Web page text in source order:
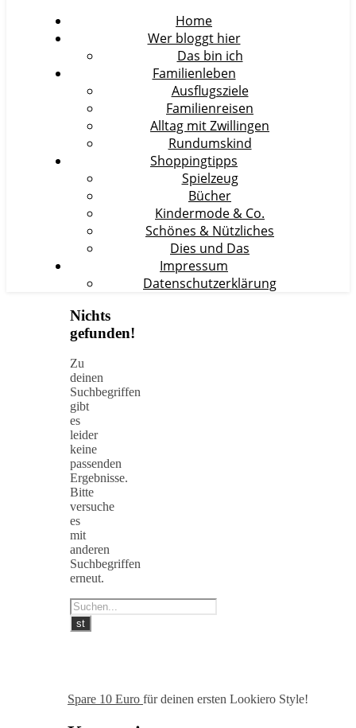
Home
Wer bloggt hier
Das bin ich
Familienleben
Ausflugsziele
Familienreisen
Alltag mit Zwillingen
Rundumskind
Shoppingtipps
Spielzeug
Bücher
Kindermode & Co.
Schönes & Nützliches
Dies und Das
Impressum
Datenschutzerklärung
Nichts
gefunden!
Zu
deinen
Suchbegriffen
gibt
es
leider
keine
passenden
Ergebnisse.
Bitte
versuche
es
mit
anderen
Suchbegriffen
erneut.
Spare 10 Euro für deinen ersten Lookiero Style!